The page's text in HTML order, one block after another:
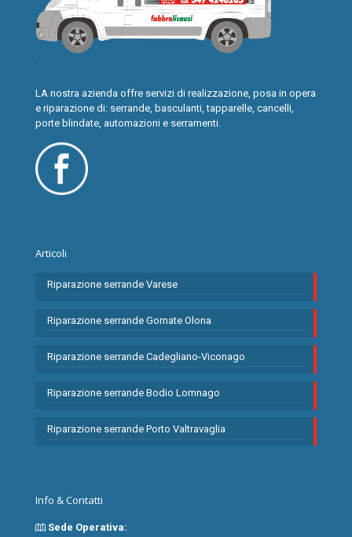
LA nostra azienda offre servizi di realizzazione, posa in opera
e riparazione di: serrande, basculanti, tapparelle, cancelli,
porte blindate, automazioni e serramenti.
Articoli
Riparazione serrande Varese
Riparazione serrande Gornate Olona
Riparazione serrande Cadegliano-Viconago
Riparazione serrande Bodio Lomnago
Riparazione serrande Porto Valtravaglia
Info & Contatti
Sede Operativa: